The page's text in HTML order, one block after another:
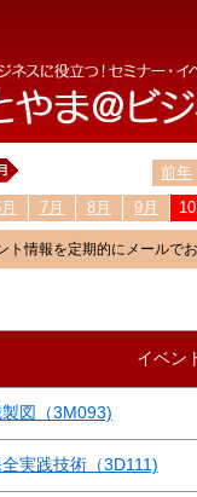
前年
7月 8月 9月
ト情報を定期的にメール
イベン
図（3M093)
実践技術（3D111)